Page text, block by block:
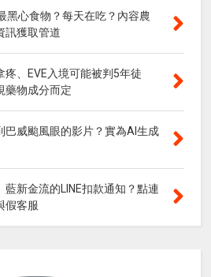
黑心食物？每天在吃？內容農
訊獲取管道
疼、EVE入境可能被判5年徒
藥物成分而定
巴威颱風眼的影片？實為AI生成
藍新金流的LINE扣款通知？點連
假客服